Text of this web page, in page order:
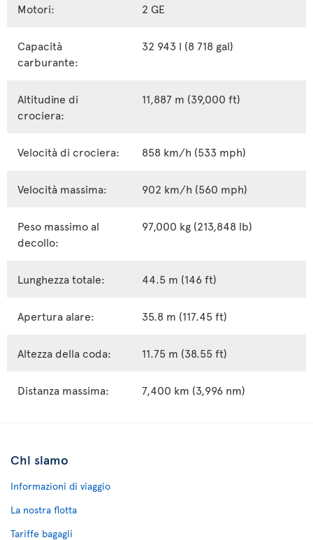
Motori: 2 GE
Capacità
carburante:
32 943 l (8 718 gal)
Altitudine di
crociera:
11,887 m (39,000 ft)
Velocità di crociera: 858 km/h (533 mph)
Velocità massima: 902 km/h (560 mph)
Peso massimo al
decollo:
97,000 kg (213,848 lb)
Lunghezza totale: 44.5 m (146 ft)
Apertura alare: 35.8 m (117.45 ft)
Altezza della coda: 11.75 m (38.55 ft)
Distanza massima: 7,400 km (3,996 nm)
Chi siamo
Informazioni di viaggio
La nostra flotta
Tariffe bagagli